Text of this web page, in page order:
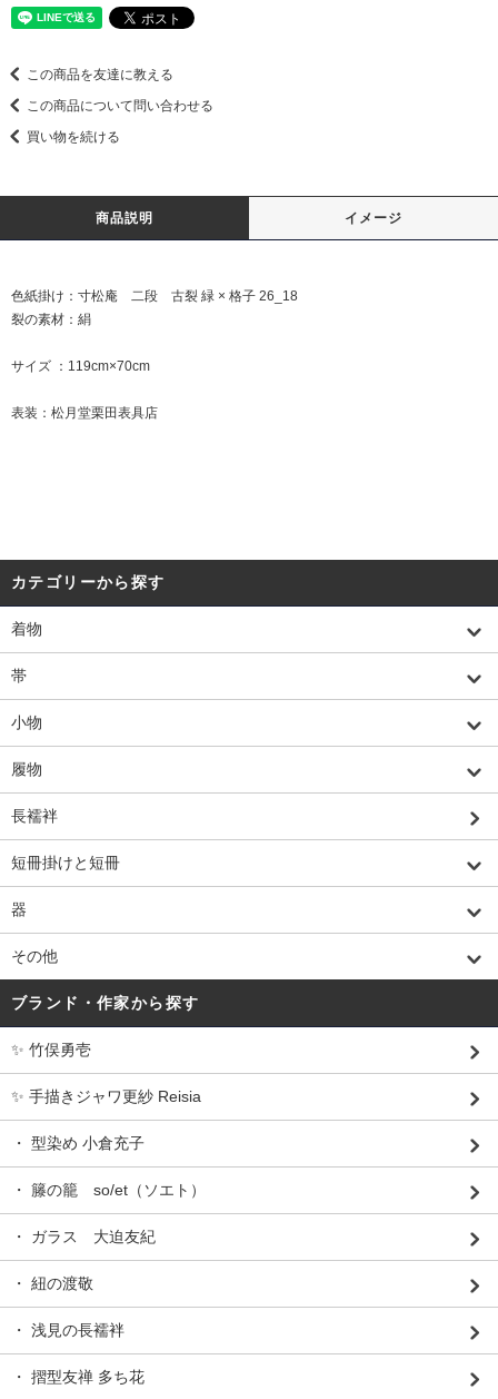
この商品を友達に教える
この商品について問い合わせる
買い物を続ける
商品説明 イメージ
色紙掛け：寸松庵 二段 古裂 緑 × 格子 26_18
裂の素材：絹
サイズ ：119cm×70cm
表装：松月堂栗田表具店
カテゴリーから探す
着物
帯
小物
履物
長襦袢
短冊掛けと短冊
器
その他
ブランド・作家から探す
✨ 竹俣勇壱
✨ 手描きジャワ更紗 Reisia
・ 型染め 小倉充子
・ 籐の籠 so/et（ソエト）
・ ガラス 大迫友紀
・ 紐の渡敬
・ 浅見の長襦袢
・ 摺型友禅 多ち花